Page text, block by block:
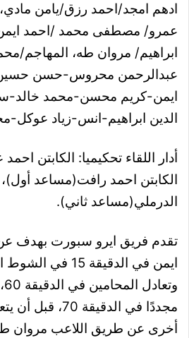
ادهم امجد/احمد رزق/يامن مادي،
عمرو/ مصطفى محمد /احمد
ابراهيم/ مروان طه، المهاجم/
عبدالرحمن محروس-حسن
ايمن-كريم محسن-محمد
الدين ابراهيم-انس-زياد عوكل-
أدار اللقاء تحكيميا: الكابتن
الكابتن احمد رافت(مساعد أول)،
الدرملي(مساعد ثاني).
تقدم فريق ايرو سبورت بهدف
ايمن في الدقيقة
مجددًا في
أخرى عن طريق اللاعب مروان طه